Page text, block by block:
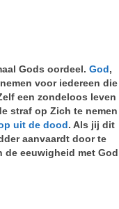
Gods oordeel. God,
voor iedereen die
een zondeloos leven
straf op Zich te nemen
uit de dood. Als jij dit
aanvaardt door te
de eeuwigheid met God